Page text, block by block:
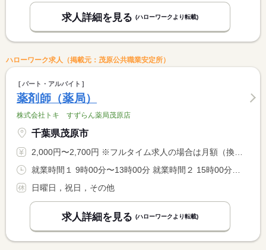
求人詳細を見る (ハローワークより転載)
ハローワーク求人（掲載元：茂原公共職業安定所）
パート・アルバイト
薬剤師（薬局）
株式会社トキ すずらん薬局茂原店
千葉県茂原市
2,000円〜2,700円 ※フルタイム求人の場合は月額（換算額）、パート求人の場合は時間額を表示しています。
日曜日，祝日，その他
求人詳細を見る (ハローワークより転載)